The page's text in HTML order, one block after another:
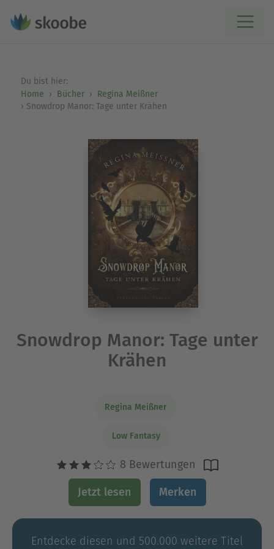
Du bist hier:
Home
Bücher
Regina Meißner
Snowdrop Manor: Tage unter Krähen
Snowdrop Manor: Tage unter
Krähen
Regina Meißner
Low Fantasy
8 Bewertungen
Jetzt lesen Merken
Entdecke diesen und 500.000 weitere Titel